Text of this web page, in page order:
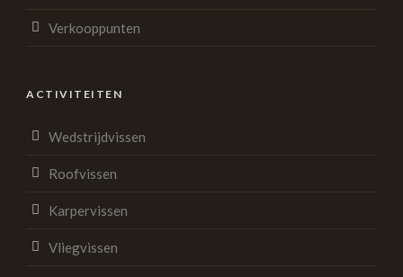
Verkooppunten
ACTIVITEITEN
Wedstrijdvissen
Roofvissen
Karpervissen
Vliegvissen